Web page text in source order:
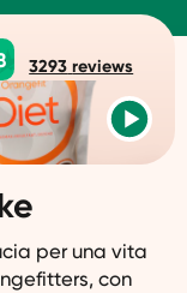
3293 reviews
per una vita
con